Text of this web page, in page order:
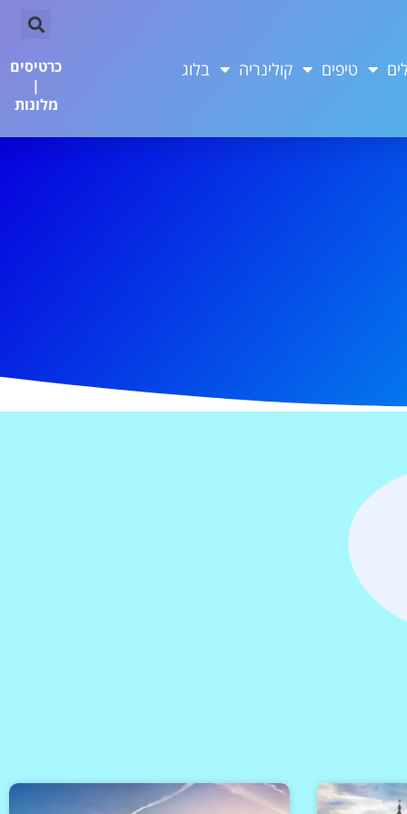
טיפים קולינריה בלוג
כרטיסים
|
מלונות